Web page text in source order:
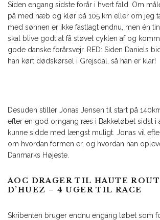
Siden engang sidste forår i hvert fald. Om
på med næb og klør på 105 km eller om jeg
med sønnen er ikke fastlagt endnu, men én
skal blive godt at få støvet cyklen af og
gode danske forårsvejr. RED: Siden Daniels
han kørt dødskørsel i Grejsdal, så han er klar!
Desuden stiller Jonas Jensen til start på
efter en god omgang ræs i Bakkeløbet sidst i
kunne sidde med længst muligt. Jonas vil
om hvordan formen er, og hvordan han
Danmarks Højeste.
AOC DRAGER TIL HAUTE
D’HUEZ – 4 UGER TIL RACE
Skribenten bruger endnu engang løbet som